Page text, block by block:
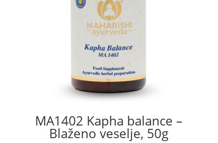
MA1402 Kapha balance –
Blaženo veselje, 50g